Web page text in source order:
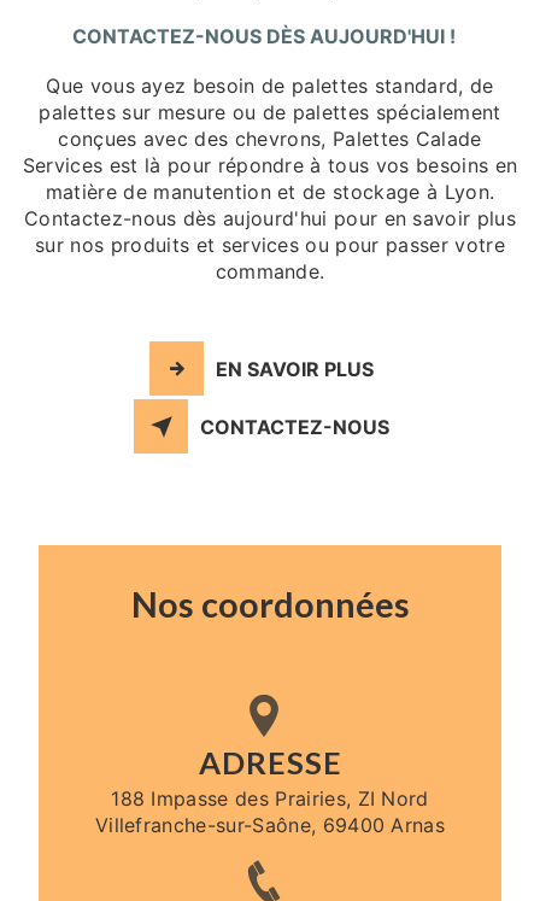
CONTACTEZ-NOUS DÈS AUJOURD'HUI !
Que vous ayez besoin de palettes standard, de
palettes sur mesure ou de palettes spécialement
conçues avec des chevrons, Palettes Calade
Services est là pour répondre à tous vos besoins en
matière de manutention et de stockage à Lyon.
Contactez-nous dès aujourd'hui pour en savoir plus
sur nos produits et services ou pour passer votre
commande.
EN SAVOIR PLUS
CONTACTEZ-NOUS
Nos coordonnées
ADRESSE
188 Impasse des Prairies, ZI Nord
Villefranche-sur-Saône, 69400 Arnas